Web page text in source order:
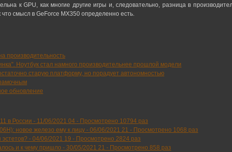
к GPU, как многие другие игры и, следовательно, разница в
смысл в GeForce MX350 определенно есть.
производительность
Ноутбук стал намного производительнее прошлой модели
старую платформу, но порадует автономностью
обновление
в России - 11/06/2021 04 - Просмотрено 10794 раз
новое железо ему к лицу - 06/06/2021 21 - Просмотрено 1068 раз
- 04/06/2021 19 - Просмотрено 2824 раз
и к чему пришло - 30/05/2021 21 - Просмотрено 858 раз